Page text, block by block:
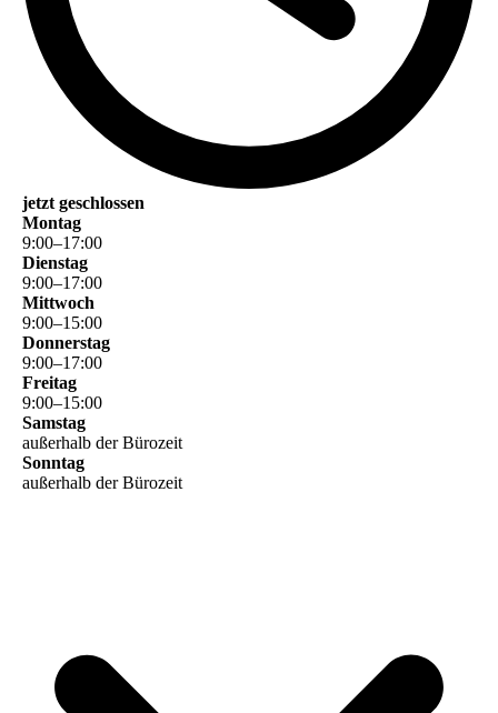
jetzt geschlossen
Montag
9:00–17:00
Dienstag
9:00–17:00
Mittwoch
9:00–15:00
Donnerstag
9:00–17:00
Freitag
9:00–15:00
Samstag
außerhalb der Bürozeit
Sonntag
außerhalb der Bürozeit